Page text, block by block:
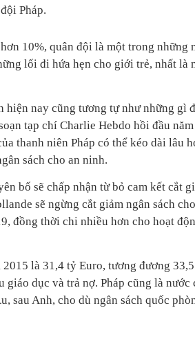
Pháp.
10%, quân đội là một trong những
lối đi hứa hẹn cho giới trẻ, nhất là
hiện nay cũng tương tự như những gì
tạp chí Charlie Hebdo hồi đầu năm
thanh niên Pháp có thể kéo dài lâu
sách cho an ninh.
bố sẽ chấp nhận từ bỏ cam kết cắt
sẽ ngừng cắt giảm ngân sách
đồng thời chi nhiều hơn cho hoạt
là 31,4 tỷ Euro, tương đương
giáo dục và trả nợ. Pháp cũng là nước
sau Anh, cho dù ngân sách quốc